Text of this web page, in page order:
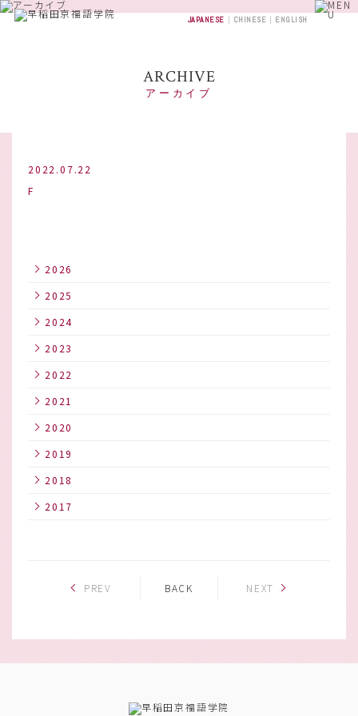
JAPANESE CHINESE ENGLISH
ARCHIVE
アーカイブ
2022.07.22
F
2026
2025
2024
2023
2022
2021
2020
2019
2018
2017
PREV BACK NEXT